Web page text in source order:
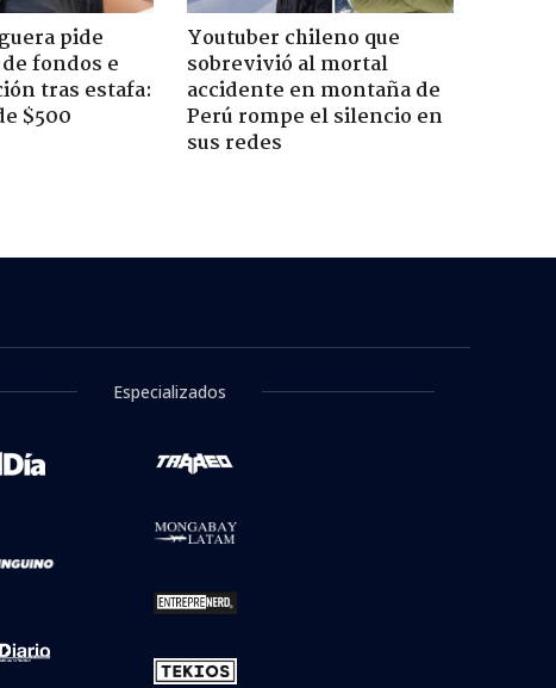
pide
fondos e
tras estafa:
$500
Youtuber chileno que
sobrevivió al mortal
accidente en montaña de
Perú rompe el silencio en
sus redes
Especializados